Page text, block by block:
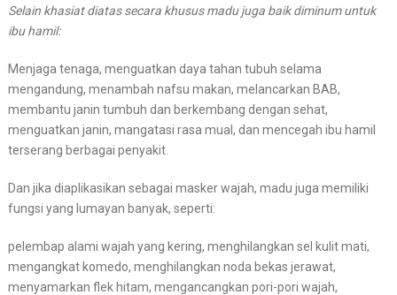
Selain khasiat diatas secara khusus madu juga baik diminum untuk
ibu hamil:
Menjaga tenaga, menguatkan daya tahan tubuh selama
mengandung, menambah nafsu makan, melancarkan BAB,
membantu janin tumbuh dan berkembang dengan sehat,
menguatkan janin, mangatasi rasa mual, dan mencegah ibu hamil
terserang berbagai penyakit.
Dan jika diaplikasikan sebagai masker wajah, madu juga memiliki
fungsi yang lumayan banyak, seperti:
pelembap alami wajah yang kering, menghilangkan sel kulit mati,
mengangkat komedo, menghilangkan noda bekas jerawat,
menyamarkan flek hitam, mengancangkan pori-pori wajah,